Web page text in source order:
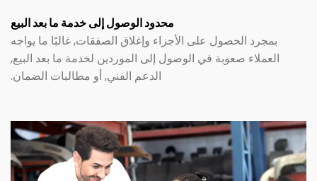
محدود الوصول إلى خدمة ما بعد البيع
بمجرد الحصول على الأجزاء وإغلاق الصفقات, غالبًا ما يواجه
العملاء صعوبة في الوصول إلى الموردين لخدمة ما بعد البيع,
الدعم الفني, أو مطالبات الضمان.